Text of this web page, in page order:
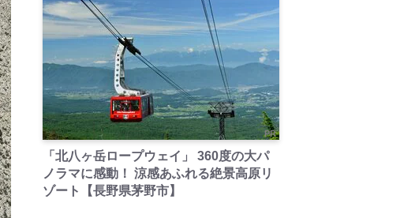
PR
「北八ヶ岳ロープウェイ」 360度の大パ
ノラマに感動！ 涼感あふれる絶景高原リ
ゾート【長野県茅野市】